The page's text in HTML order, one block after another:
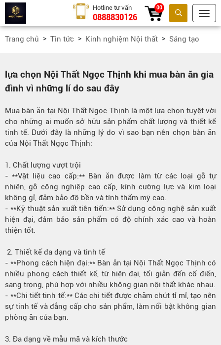
Tìm kiếm
Hotline tư vấn
0888830126
00
Trang chủ Tin tức Kinh nghiệm Nội thất Sáng tạo
lựa chọn Nội Thất Ngọc Thịnh khi mua bàn ăn gia
đình vì những lí do sau đây
Mua bàn ăn tại Nội Thất Ngọc Thịnh là một lựa chọn tuyệt vời
cho những ai muốn sở hữu sản phẩm chất lượng và thiết kế
tinh tế. Dưới đây là những lý do vì sao bạn nên chọn bàn ăn
của Nội Thất Ngọc Thịnh:
1. Chất lượng vượt trội
- **Vật liệu cao cấp:** Bàn ăn được làm từ các loại gỗ tự
nhiên, gỗ công nghiệp cao cấp, kính cường lực và kim loại
không gỉ, đảm bảo độ bền và tính thẩm mỹ cao.
- **Kỹ thuật sản xuất tiên tiến:** Sử dụng công nghệ sản xuất
hiện đại, đảm bảo sản phẩm có độ chính xác cao và hoàn
thiện tốt.
2. Thiết kế đa dạng và tinh tế
- **Phong cách hiện đại:** Bàn ăn tại Nội Thất Ngọc Thịnh có
nhiều phong cách thiết kế, từ hiện đại, tối giản đến cổ điển,
sang trọng, phù hợp với nhiều không gian nội thất khác nhau.
- **Chi tiết tinh tế:** Các chi tiết được chăm chút tỉ mỉ, tạo nên
sự tinh tế và đẳng cấp cho sản phẩm, làm nổi bật không gian
phòng ăn của bạn.
3. Đa dạng về mẫu mã và kích thước